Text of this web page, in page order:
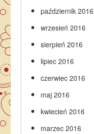
październik 2016
wrzesień 2016
sierpień 2016
lipiec 2016
czerwiec 2016
maj 2016
kwiecień 2016
marzec 2016